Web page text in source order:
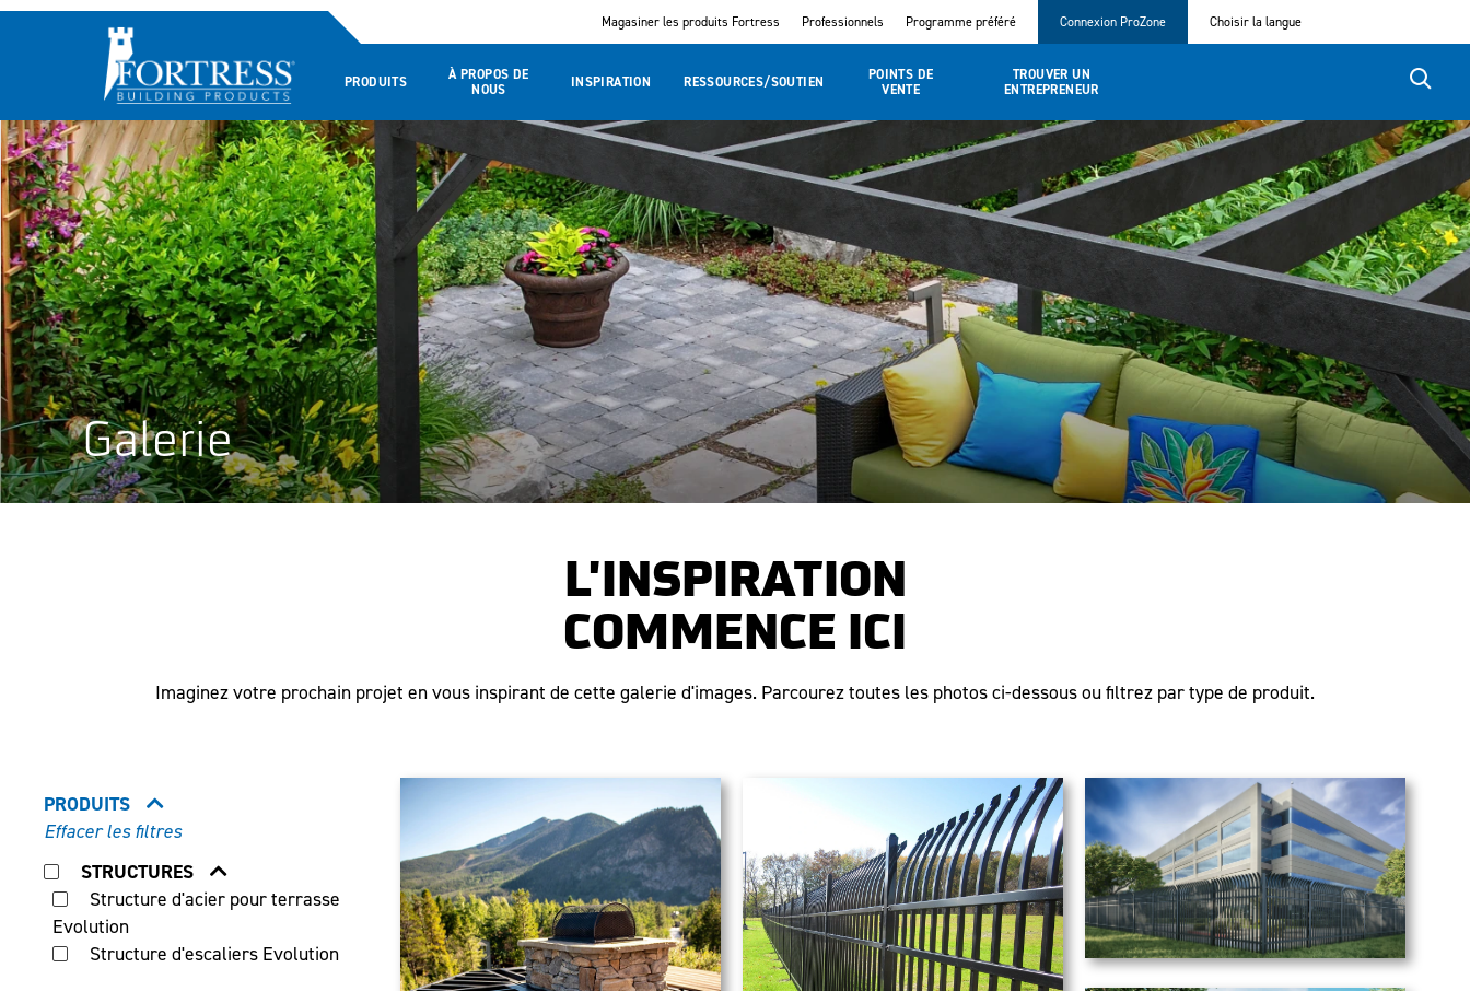
Magasiner les produits Fortress Professionnels Programme préféré Connexion ProZone Choisir la langue
PRODUITS
À PROPOS DE
NOUS
INSPIRATION RESSOURCES/SOUTIEN
POINTS DE
VENTE
TROUVER UN
ENTREPRENEUR
Galerie
L'INSPIRATION
COMMENCE ICI
Imaginez votre prochain projet en vous inspirant de cette galerie d'images. Parcourez toutes les photos ci-dessous ou filtrez par type de produit.
PRODUITS
Effacer les filtres
STRUCTURES
Structure d'acier pour terrasse
Evolution
Structure d'escaliers Evolution